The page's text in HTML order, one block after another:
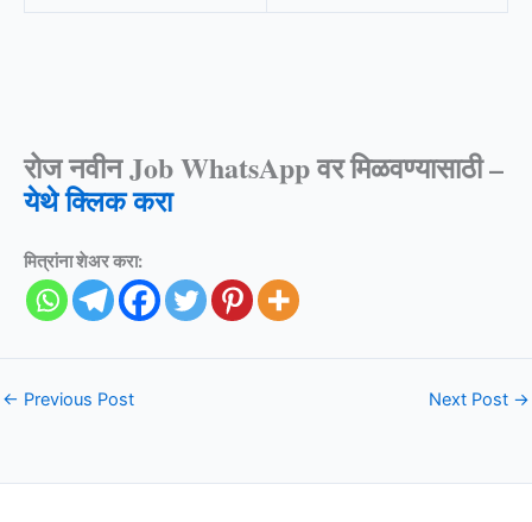
रोज नवीन Job WhatsApp वर मिळवण्यासाठी –
येथे क्लिक करा
मित्रांना शेअर करा:
← Previous Post Next Post →